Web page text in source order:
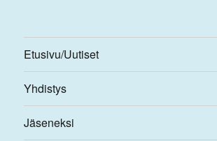
Etusivu/Uutiset
Yhdistys
Jäseneksi